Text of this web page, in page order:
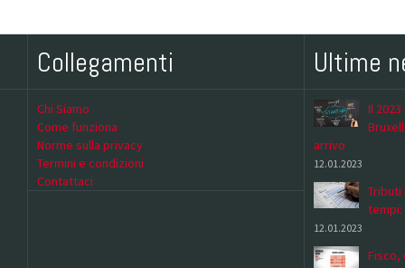
Collegamenti
Chi Siamo
Come funziona
Norme sulla privacy
Termini e condizioni
Contattaci
Ultime
Il
arrivo
12.01.2023
Tributi
tempi:
12.01.2023
Fisco,